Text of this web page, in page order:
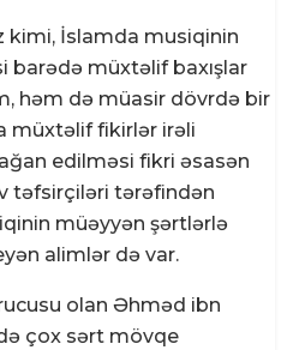
kimi, İslamda musiqinin
müxtəlif baxışlar
həm də müasir dövrdə bir
müxtəlif fikirlər irəli
edilməsi fikri əsasən
təfsirçiləri tərəfindən
müəyyən şərtlərlə
alimlər də var.
olan Əhməd ibn
çox sərt mövqe